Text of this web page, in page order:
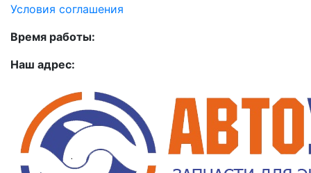
Условия соглашения
Время работы:
Наш адрес: